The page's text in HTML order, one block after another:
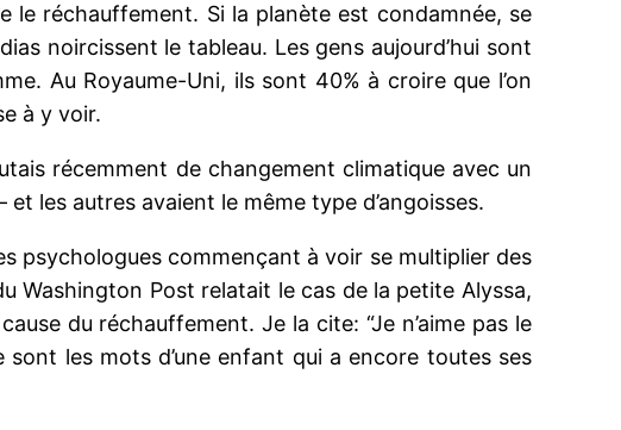
le réchauffement. Si la planète est condamnée, se
noircissent le tableau. Les gens aujourd’hui sont
Au Royaume-Uni, ils sont 40% à croire que l’on
à y voir.
récemment de changement climatique avec un
et les autres avaient le même type d’angoisses.
psychologues commençant à voir se multiplier des
Washington Post relatait le cas de la petite Alyssa,
du réchauffement. Je la cite: “Je n’aime pas le
sont les mots d’une enfant qui a encore toutes ses